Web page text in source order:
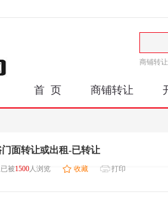
商铺转让
首 页 商铺转让
面转让或出租-已转让
被1500人浏览 收藏 打印